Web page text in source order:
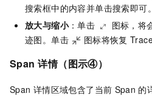
搜索框中的内容并单击搜索即可。
放大与缩小：单击 图标，将
迹图。单击
图标将恢复
Span 详情（图示④）
Span 详情区域包含了当前 Span 的